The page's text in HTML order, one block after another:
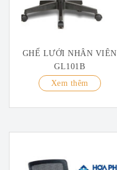
GHẾ LƯỚI NHÂN VIÊN
GL101B
Xem thêm